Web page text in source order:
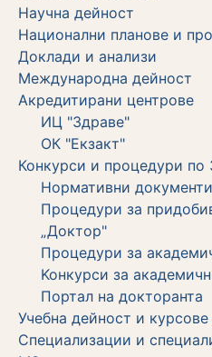
Научна дейност
Национални планове и
Доклади и анализи
Международна дейност
Акредитирани центрове
ИЦ "Здраве"
ОК "Екзакт"
Конкурси и процедури по
Нормативни документи
Процедури за
„Доктор"
Процедури за
Koнкурси за
Портал на докторанта
Учебна дейност и
Специализации и